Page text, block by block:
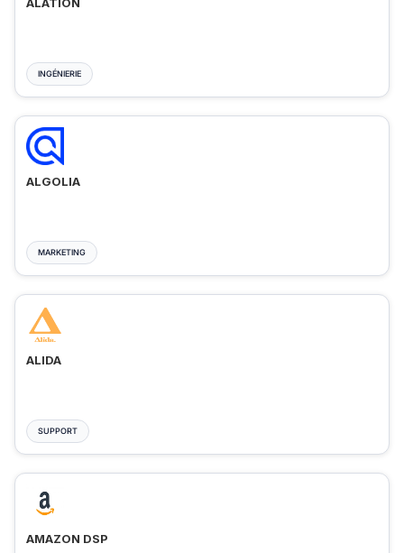
ALATION
INGÉNIERIE
ALGOLIA
MARKETING
ALIDA
SUPPORT
AMAZON DSP